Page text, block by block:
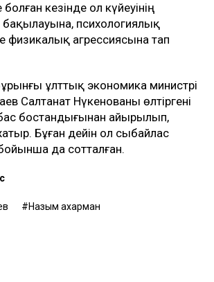
кезінде ол күйеуінің
психологиялық
агрессиясына тап
ұлттық экономика министрі
Салтанат Нүкенованы өлтіргені
бостандығынан айырылып,
Бұған дейін ол сыбайлас
да сотталған.
Назым Қахарман